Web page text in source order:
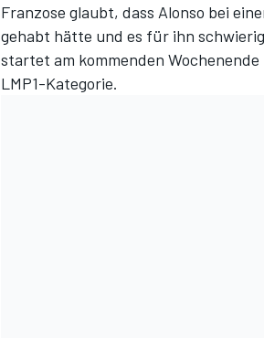
Franzose glaubt, dass Alonso bei
gehabt hätte und es für ihn
startet am kommenden
LMP1-Kategorie.